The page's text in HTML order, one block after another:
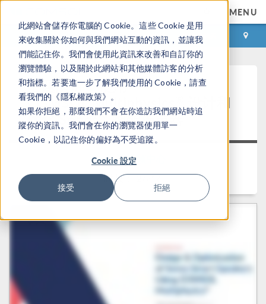
此網站會儲存你電腦的 Cookie。這些 Cookie 是用
來收集關於你如何與我們網站互動的資訊，並讓我
們能記住你。我們會使用此資訊來改善和自訂你的
瀏覽體驗，以及關於此網站和其他媒體訪客的分析
和指標。若要進一步了解我們使用的 Cookie，請查
看我們的《隱私權政策》。
如果你拒絕，那麼我們不會在你造訪我們網站時追
蹤你的資訊。我們會在你的瀏覽器使用單一
Cookie，以記住你的偏好為不受追蹤。
Cookie 設定
接受 拒絕
MENU
登录 咨询与购买
主题演讲：使用
COMSOL Multiphysics 设计和
优化 Sonos®智能扬声器
返回视频中心
时长： 26:16